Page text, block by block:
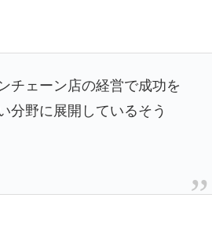
チェーン店の経営で成功を
分野に展開しているそう